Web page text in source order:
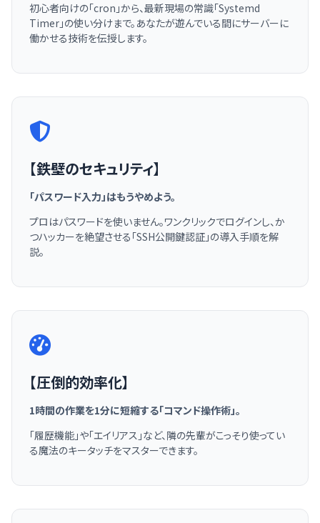
初心者向けの「cron」から、最新現場の常識「Systemd
Timer」の使い分けまで。あなたが遊んでいる間にサーバーに
働かせる技術を伝授します。
【鉄壁のセキュリティ】
「パスワード入力」はもうやめよう。
プロはパスワードを使いません。ワンクリックでログインし、か
つハッカーを絶望させる「SSH公開鍵認証」の導入手順を解
説。
【圧倒的効率化】
1時間の作業を1分に短縮する「コマンド操作術」。
「履歴機能」や「エイリアス」など、隣の先輩がこっそり使ってい
る魔法のキータッチをマスターできます。